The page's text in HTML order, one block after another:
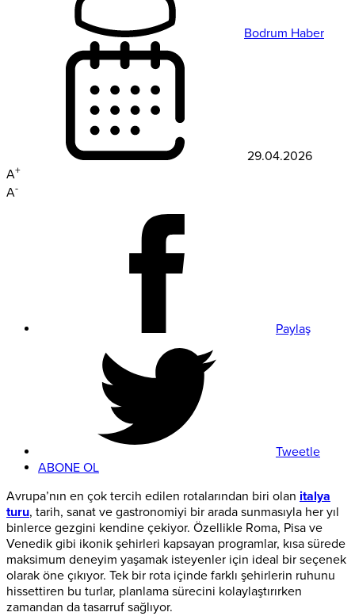
Bodrum Haber
29.04.2026
A+
A-
Paylaş
Tweetle
ABONE OL
Avrupa’nın en çok tercih edilen rotalarından biri olan italya
turu, tarih, sanat ve gastronomiyi bir arada sunmasıyla her yıl
binlerce gezgini kendine çekiyor. Özellikle Roma, Pisa ve
Venedik gibi ikonik şehirleri kapsayan programlar, kısa sürede
maksimum deneyim yaşamak isteyenler için ideal bir seçenek
olarak öne çıkıyor. Tek bir rota içinde farklı şehirlerin ruhunu
hissettiren bu turlar, planlama sürecini kolaylaştırırken
zamandan da tasarruf sağlıyor.